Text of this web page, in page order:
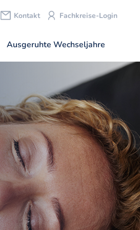
Kontakt Fachkreise-Login
Ausgeruhte Wechseljahre